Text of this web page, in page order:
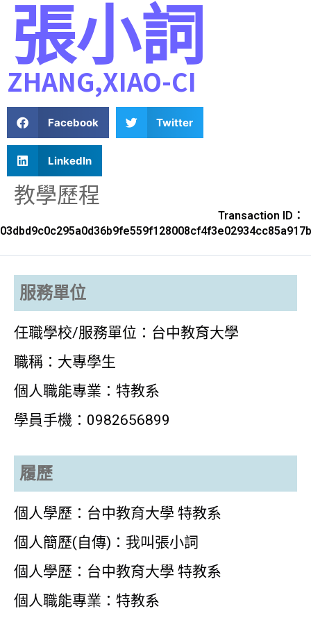
張小詞
ZHANG,XIAO-CI
Facebook Twitter
LinkedIn
教學歷程
Transaction ID：
服務單位
任職學校/服務單位：台中教育大學
職稱：大專學生
個人職能專業：特教系
學員手機：0982656899
履歷
個人學歷：台中教育大學 特教系
個人簡歷(自傳)：我叫張小詞
個人學歷：台中教育大學 特教系
個人職能專業：特教系